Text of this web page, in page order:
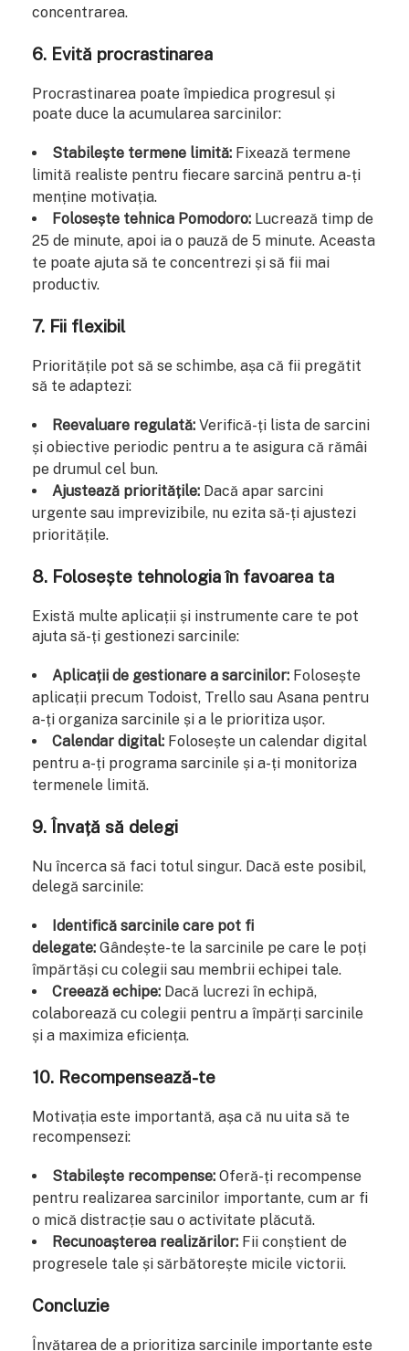
concentrarea.
6. Evită procrastinarea
Procrastinarea poate împiedica progresul și
poate duce la acumularea sarcinilor:
Stabilește termene limită: Fixează termene
limită realiste pentru fiecare sarcină pentru a-ți
menține motivația.
Folosește tehnica Pomodoro: Lucrează timp de
25 de minute, apoi ia o pauză de 5 minute. Aceasta
te poate ajuta să te concentrezi și să fii mai
productiv.
7. Fii flexibil
Prioritățile pot să se schimbe, așa că fii pregătit
să te adaptezi:
Reevaluare regulată: Verifică-ți lista de sarcini
și obiective periodic pentru a te asigura că rămâi
pe drumul cel bun.
Ajustează prioritățile: Dacă apar sarcini
urgente sau imprevizibile, nu ezita să-ți ajustezi
prioritățile.
8. Folosește tehnologia în favoarea ta
Există multe aplicații și instrumente care te pot
ajuta să-ți gestionezi sarcinile:
Aplicații de gestionare a sarcinilor: Folosește
aplicații precum Todoist, Trello sau Asana pentru
a-ți organiza sarcinile și a le prioritiza ușor.
Calendar digital: Folosește un calendar digital
pentru a-ți programa sarcinile și a-ți monitoriza
termenele limită.
9. Învață să delegi
Nu încerca să faci totul singur. Dacă este posibil,
delegă sarcinile:
Identifică sarcinile care pot fi
delegate: Gândește-te la sarcinile pe care le poți
împărtăși cu colegii sau membrii echipei tale.
Creează echipe: Dacă lucrezi în echipă,
colaborează cu colegii pentru a împărți sarcinile
și a maximiza eficiența.
10. Recompensează-te
Motivația este importantă, așa că nu uita să te
recompensezi:
Stabilește recompense: Oferă-ți recompense
pentru realizarea sarcinilor importante, cum ar fi
o mică distracție sau o activitate plăcută.
Recunoașterea realizărilor: Fii conștient de
progresele tale și sărbătorește micile victorii.
Concluzie
Învățarea de a prioritiza sarcinile importante este